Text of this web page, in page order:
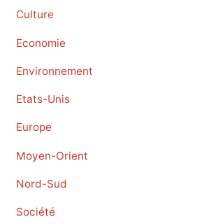
Culture
Economie
Environnement
Etats-Unis
Europe
Moyen-Orient
Nord-Sud
Société